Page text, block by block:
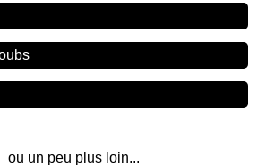
ou un peu plus loin...